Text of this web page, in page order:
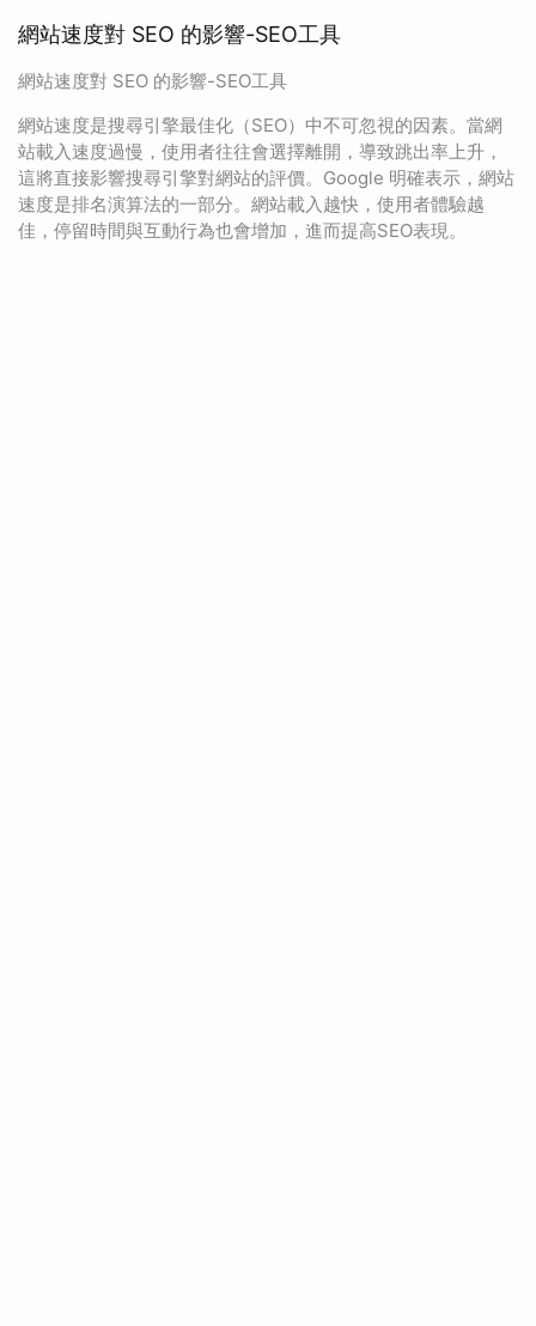
網站速度對 SEO 的影響-SEO工具
網站速度對 SEO 的影響-SEO工具
網站速度是搜尋引擎最佳化（SEO）中不可忽視的因素。當網
站載入速度過慢，使用者往往會選擇離開，導致跳出率上升，
這將直接影響搜尋引擎對網站的評價。Google 明確表示，網站
速度是排名演算法的一部分。網站載入越快，使用者體驗越
佳，停留時間與互動行為也會增加，進而提高SEO表現。